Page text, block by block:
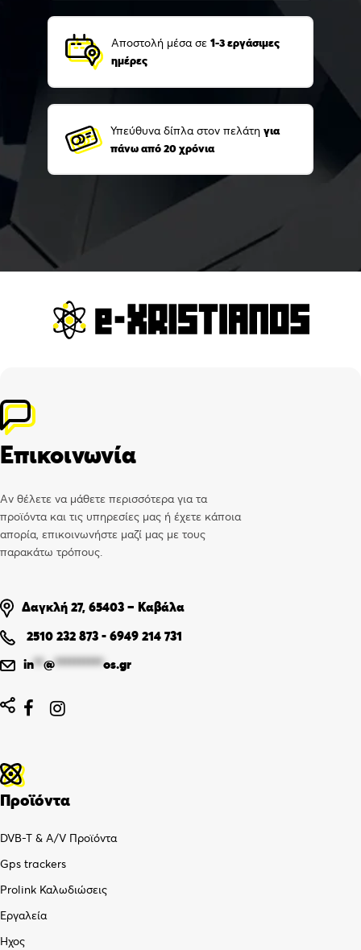
Αποστολή μέσα σε 1-3 εργάσιμες
ημέρες
Υπεύθυνα δίπλα στον πελάτη για
πάνω από 20 χρόνια
Επικοινωνία
Αν θέλετε να μάθετε περισσότερα για τα
προϊόντα και τις υπηρεσίες μας ή έχετε κάποια
απορία, επικοινωνήστε μαζί μας με τους
παρακάτω τρόπους.
Δαγκλή 27, 65403 – Καβάλα
2510 232 873 - 6949 214 731
in**@**********os.gr
 
Προϊόντα
DVB-T & A/V Προϊόντα
Gps trackers
Prolink Καλωδιώσεις
Εργαλεία
Ήχος